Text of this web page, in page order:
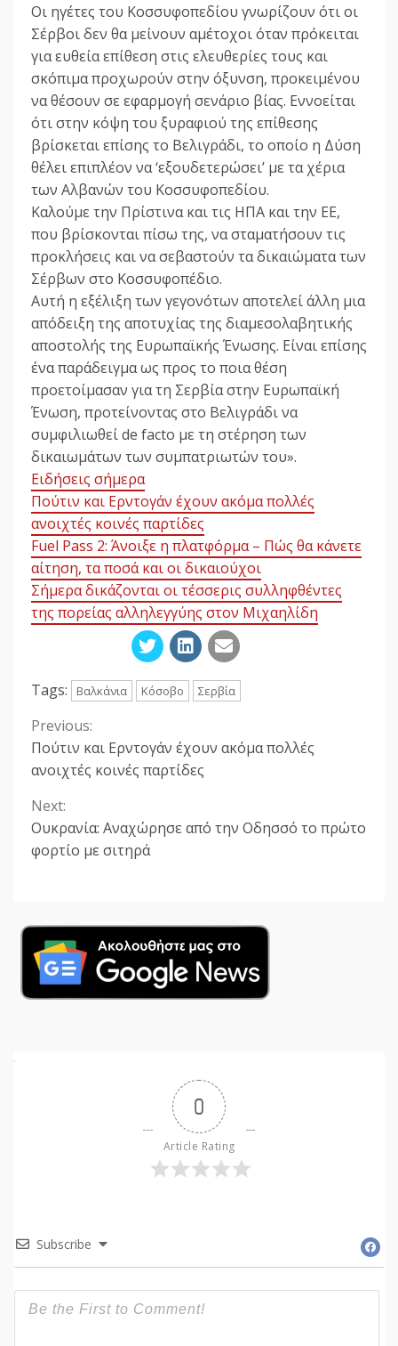
Οι ηγέτες του Κοσσυφοπεδίου γνωρίζουν ότι οι
Σέρβοι δεν θα μείνουν αμέτοχοι όταν πρόκειται
για ευθεία επίθεση στις ελευθερίες τους και
σκόπιμα προχωρούν στην όξυνση, προκειμένου
να θέσουν σε εφαρμογή σενάριο βίας. Εννοείται
ότι στην κόψη του ξυραφιού της επίθεσης
βρίσκεται επίσης το Βελιγράδι, το οποίο η Δύση
θέλει επιπλέον να ‘εξουδετερώσει’ με τα χέρια
των Αλβανών του Κοσσυφοπεδίου.
Καλούμε την Πρίστινα και τις ΗΠΑ και την ΕΕ,
που βρίσκονται πίσω της, να σταματήσουν τις
προκλήσεις και να σεβαστούν τα δικαιώματα των
Σέρβων στο Κοσσυφοπέδιο.
Αυτή η εξέλιξη των γεγονότων αποτελεί άλλη μια
απόδειξη της αποτυχίας της διαμεσολαβητικής
αποστολής της Ευρωπαϊκής Ένωσης. Είναι επίσης
ένα παράδειγμα ως προς το ποια θέση
προετοίμασαν για τη Σερβία στην Ευρωπαϊκή
Ένωση, προτείνοντας στο Βελιγράδι να
συμφιλιωθεί de facto με τη στέρηση των
δικαιωμάτων των συμπατριωτών του».
Ειδήσεις σήμερα
Πούτιν και Ερντογάν έχουν ακόμα πολλές
ανοιχτές κοινές παρτίδες
Fuel Pass 2: Άνοιξε η πλατφόρμα – Πώς θα κάνετε
αίτηση, τα ποσά και οι δικαιούχοι
Σήμερα δικάζονται οι τέσσερις συλληφθέντες
της πορείας αλληλεγγύης στον Μιχαηλίδη
Tags: Βαλκάνια Κόσοβο Σερβία
Continue
Reading
Previous:
Πούτιν και Ερντογάν έχουν ακόμα πολλές
ανοιχτές κοινές παρτίδες
Next:
Ουκρανία: Αναχώρησε από την Οδησσό το πρώτο
φορτίο με σιτηρά
0
Article Rating
Subscribe